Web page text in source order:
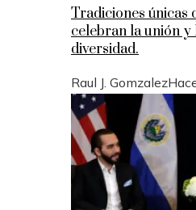
Tradiciones únicas
celebran la unión y
diversidad.
Raul J. Gomzalez